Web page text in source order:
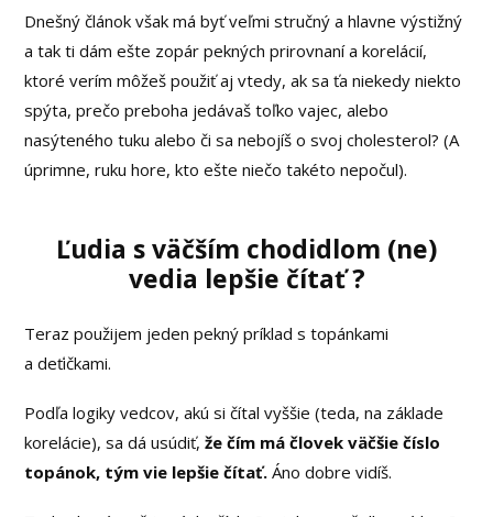
Dnešný článok však má byť veľmi stručný a hlavne výstižný
a tak ti dám ešte zopár pekných prirovnaní a korelácií,
ktoré verím môžeš použiť aj vtedy, ak sa ťa niekedy niekto
spýta, prečo preboha jedávaš toľko vajec, alebo
nasýteného tuku alebo či sa nebojíš o svoj cholesterol? (A
úprimne, ruku hore, kto ešte niečo takéto nepočul).
Ľudia s väčším chodidlom (ne)
vedia lepšie čítať ?
Teraz použijem jeden pekný príklad s topánkami
a deťičkami.
Podľa logiky vedcov, akú si čítal vyššie (teda, na základe
korelácie), sa dá usúdiť,že čím má človek väčšie číslo
topánok, tým vie lepšie čítať. Áno dobre vidíš.